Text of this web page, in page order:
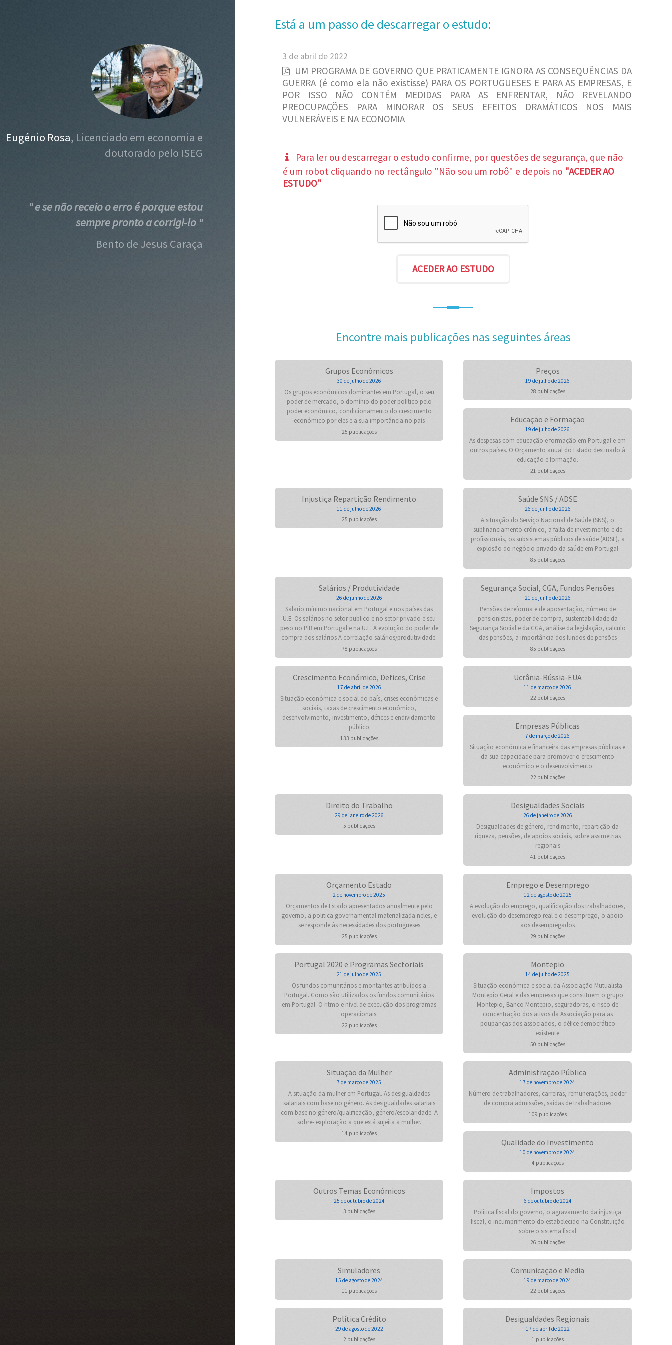
Eugénio Rosa, Licenciado em economia e
doutorado pelo ISEG
" e se não receio o erro é porque estou
sempre pronto a corrigi-lo "
Bento de Jesus Caraça
Está a um passo de descarregar o estudo:
3 de abril de 2022
UM PROGRAMA DE GOVERNO QUE PRATICAMENTE IGNORA AS CONSEQUÊNCIAS DA
GUERRA (é como ela não existisse) PARA OS PORTUGUESES E PARA AS EMPRESAS, E
POR ISSO NÃO CONTÉM MEDIDAS PARA AS ENFRENTAR, NÃO REVELANDO
PREOCUPAÇÕES PARA MINORAR OS SEUS EFEITOS DRAMÁTICOS NOS MAIS
VULNERÁVEIS E NA ECONOMIA
Para ler ou descarregar o estudo confirme, por questões de segurança, que não
é um robot cliquando no rectângulo "Não sou um robô" e depois no "ACEDER AO
ESTUDO"
Encontre mais publicações nas seguintes áreas
Grupos Económicos
30 de julho de 2026
Os grupos económicos dominantes em Portugal, o seu
poder de mercado, o domínio do poder politico pelo
poder económico, condicionamento do crescimento
económico por eles e a sua importância no país
25 publicações
Preços
19 de julho de 2026
28 publicações
Educação e Formação
19 de julho de 2026
As despesas com educação e formação em Portugal e em
outros países. O Orçamento anual do Estado destinado à
educação e formação.
21 publicações
Injustiça Repartição Rendimento
11 de julho de 2026
25 publicações
Saúde SNS / ADSE
26 de junho de 2026
A situação do Serviço Nacional de Saúde (SNS), o
subfinanciamento crónico, a falta de investimento e de
profissionais, os subsistemas públicos de saúde (ADSE), a
explosão do negócio privado da saúde em Portugal
85 publicações
Salários / Produtividade
26 de junho de 2026
Salario mínimo nacional em Portugal e nos países das
U.E. Os salários no setor publico e no setor privado e seu
peso no PIB em Portugal e na U.E. A evolução do poder de
compra dos salários A correlação salários/produtividade.
78 publicações
Segurança Social, CGA, Fundos Pensões
21 de junho de 2026
Pensões de reforma e de aposentação, número de
pensionistas, poder de compra, sustentabilidade da
Segurança Social e da CGA, análise da legislação, calculo
das pensões, a importância dos fundos de pensões
85 publicações
Crescimento Económico, Defices, Crise
17 de abril de 2026
Situação económica e social do país, crises económicas e
sociais, taxas de crescimento económico,
desenvolvimento, investimento, défices e endividamento
público
133 publicações
Ucrânia-Rússia-EUA
11 de março de 2026
22 publicações
Empresas Públicas
7 de março de 2026
Situação económica e financeira das empresas públicas e
da sua capacidade para promover o crescimento
económico e o desenvolvimento
22 publicações
Direito do Trabalho
29 de janeiro de 2026
5 publicações
Desigualdades Sociais
26 de janeiro de 2026
Desigualdades de género, rendimento, repartição da
riqueza, pensões, de apoios sociais, sobre assimetrias
regionais
41 publicações
Orçamento Estado
2 de novembro de 2025
Orçamentos de Estado apresentados anualmente pelo
governo, a politica governamental materializada neles, e
se responde às necessidades dos portugueses
25 publicações
Emprego e Desemprego
12 de agosto de 2025
A evolução do emprego, qualificação dos trabalhadores,
evolução do desemprego real e o desemprego, o apoio
aos desempregados
29 publicações
Portugal 2020 e Programas Sectoriais
21 de julho de 2025
Os fundos comunitários e montantes atribuídos a
Portugal. Como são utilizados os fundos comunitários
em Portugal. O ritmo e nível de execução dos programas
operacionais.
22 publicações
Montepio
14 de julho de 2025
Situação económica e social da Associação Mutualista
Montepio Geral e das empresas que constituem o grupo
Montepio, Banco Montepio, seguradoras, o risco de
concentração dos ativos da Associação para as
poupanças dos associados, o défice democrático
existente
50 publicações
Situação da Mulher
7 de março de 2025
A situação da mulher em Portugal. As desigualdades
salariais com base no género. As desigualdades salariais
com base no género/qualificação, género/escolaridade. A
sobre- exploração a que está sujeita a mulher.
14 publicações
Administração Pública
17 de novembro de 2024
Número de trabalhadores, carreiras, remunerações, poder
de compra admissões, saídas de trabalhadores
109 publicações
Qualidade do Investimento
10 de novembro de 2024
4 publicações
Outros Temas Económicos
25 de outubro de 2024
3 publicações
Impostos
6 de outubro de 2024
Política fiscal do governo, o agravamento da injustiça
fiscal, o incumprimento do estabelecido na Constituição
sobre o sistema fiscal
26 publicações
Simuladores
15 de agosto de 2024
11 publicações
Comunicação e Media
19 de março de 2024
22 publicações
Política Crédito
29 de agosto de 2022
2 publicações
Desigualdades Regionais
17 de abril de 2022
1 publicações